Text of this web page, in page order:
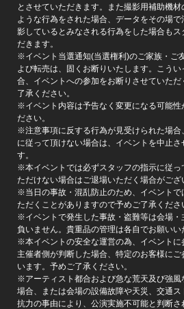
とさせていただきます。また撮影用補助機
ような行為をされた場合、データをその場
影しているとみなされる行為をした場合も
だきます。
※イベント当選通知(当選権利)のご家族・ご
よび転売は、固くお断りいたします。こう
合、イベントへの参加をお断りさせていた
了承ください。
※イベント内容は予告なく変更になる可能性
ださい。
※注意事項に反する行為が見受けられた場合
に従って頂けない場合は、イベントを中止
す。
※本イベントでは必ずスタッフの指示に従
ただけない場合はご退場いただく場合がござ
※当日の事故・混乱防止のため、イベント
ただくことがありますので予めご了承くださ
※イベントで発生した事故・盗難等は会場・
負いません。貴重品の管理は各自でお願いい
※本イベントの安全な運営の為、イベントに
主催者側が判断した場合、特定のお客様に
います。予めご了承ください。
※アーティスト都合および急な荒天及び強風
場合、または会場の設備故障や天災、交通
抗力の事由により、公演実施不可能と判断